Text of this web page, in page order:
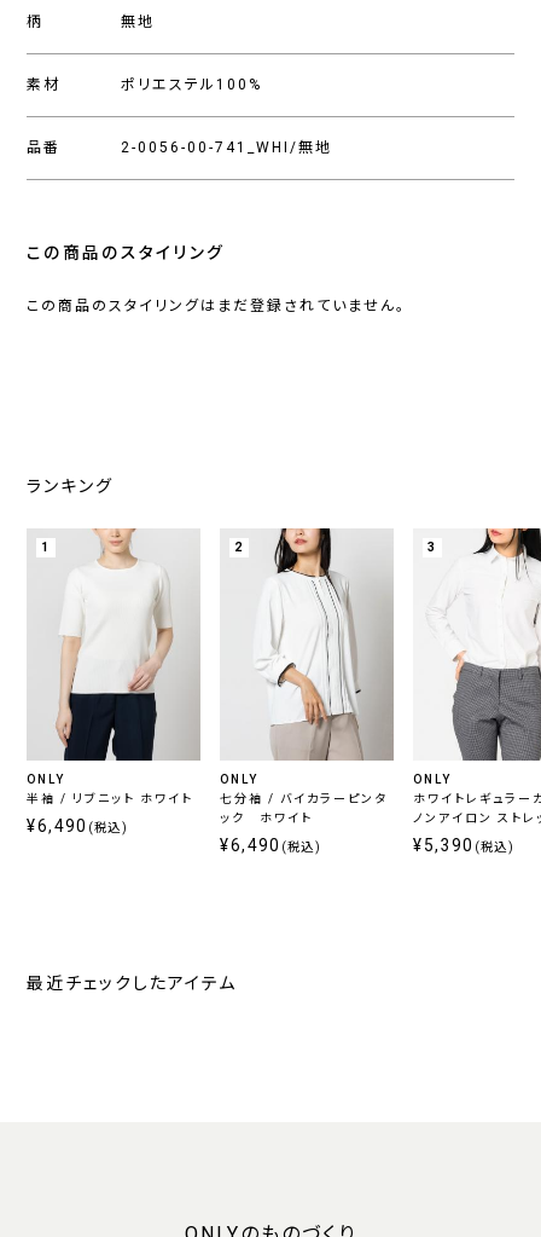
柄 無地
素材 ポリエステル100%
品番 2-0056-00-741_WHI/無地
この商品のスタイリング
この商品のスタイリングはまだ登録されていません。
ランキング
1
ONLY
半袖 / リブニット ホワイト
¥6,490 (税込)
2
ONLY
七分袖 / バイカラーピンタ
ック ホワイト
¥6,490 (税込)
3
ONLY
ホワイトレギュラー
ノンアイロン ストレ
ツ
¥5,390 (税込)
最近チェックしたアイテム